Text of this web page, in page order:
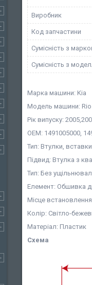
Виробник
Код запчастини
Сумісність з
Сумісність з
Марка машини: Kia
Модель машини: Rio
Рік випуску:
OEM: 1491005000,
Тип: Втулки, вставки
Підвид: Втулка з
Тип: Без
Елемент: Обшивка
Місце
Колір: Світло-
Матеріал: Пластик
Схема